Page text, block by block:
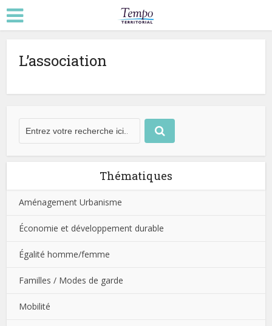
L’association
Thématiques
Aménagement Urbanisme
Économie et développement durable
Égalité homme/femme
Familles / Modes de garde
Mobilité